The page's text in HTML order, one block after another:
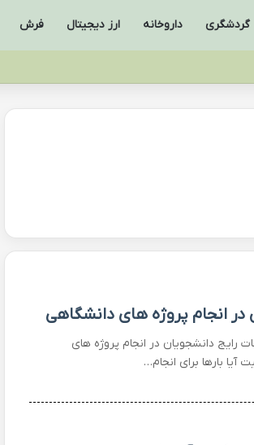
گردشگری داروخانه ارز دیجیتال فرش
در انجام پروژه های دانشگاهی
رایج دانشجویان در انجام پروژه های
بارها برای انجام…